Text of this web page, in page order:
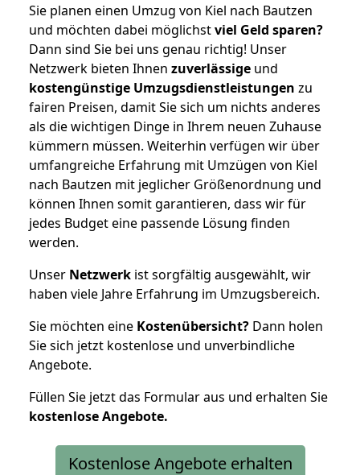
Sie planen einen Umzug von Kiel nach Bautzen
und möchten dabei möglichstviel Geld sparen?
Dann sind Sie bei uns genau richtig! Unser
Netzwerk bieten Ihnen zuverlässige und
kostengünstige Umzugsdienstleistungen zu
fairen Preisen, damit Sie sich um nichts anderes
als die wichtigen Dinge in Ihrem neuen Zuhause
kümmern müssen. Weiterhin verfügen wir über
umfangreiche Erfahrung mit Umzügen von Kiel
nach Bautzen mit jeglicher Größenordnung und
können Ihnen somit garantieren, dass wir für
jedes Budget eine passende Lösung finden
werden.
Unser Netzwerk ist sorgfältig ausgewählt, wir
haben viele Jahre Erfahrung im Umzugsbereich.
Sie möchten eine Kostenübersicht? Dann holen
Sie sich jetzt kostenlose und unverbindliche
Angebote.
Füllen Sie jetzt das Formular aus und erhalten Sie
kostenloseAngebote.
Kostenlose Angebote erhalten